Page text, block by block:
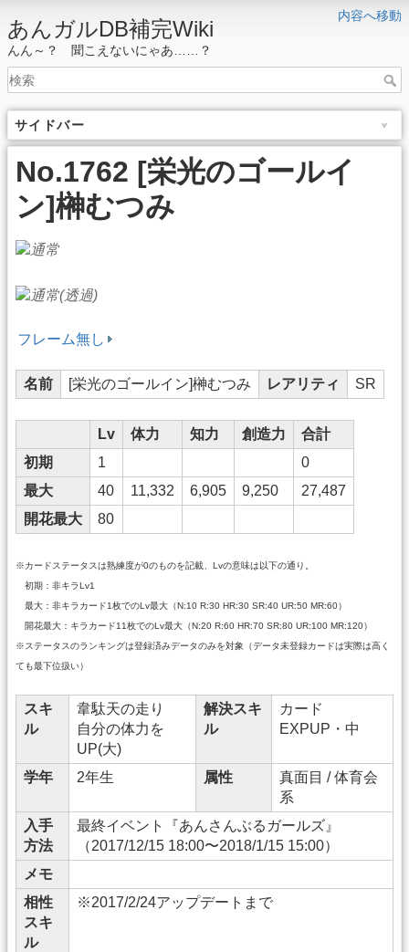
内容へ移動
あんガルDB補完Wiki
んん～？ 聞こえないにゃあ……？
サイドバー
No.1762 [栄光のゴールイ
ン]榊むつみ
フレーム無し
名前 [栄光のゴールイン]榊むつみ レアリティ SR
Lv 体力 知力 創造力
合計
初期
1
0
最大
40 11,332 6,905 9,250
27,487
開花最大
80
※カードステータスは熟練度が0のものを記載、Lvの意味は以下の通り。
初期：非キラLv1
最大：非キラカード1枚でのLv最大（N:10 R:30 HR:30 SR:40 UR:50 MR:60）
開花最大：キラカード11枚でのLv最大（N:20 R:60 HR:70 SR:80 UR:100 MR:120）
※ステータスのランキングは登録済みデータのみを対象（データ未登録カードは実際は高く
ても最下位扱い）
スキ
ル
韋駄天の走り
自分の体力を
UP(大)
解決スキ
ル
カード
EXPUP・中
学年 2年生 属性
真面目 / 体育会
系
入手
方法
最終イベント『あんさんぶるガールズ』
（2017/12/15 18:00〜2018/1/15 15:00）
メモ
相性
スキ
ル
※2017/2/24アップデートまで